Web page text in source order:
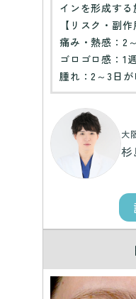
インを形成する
【リスク・副作
痛み・熱感：2
ゴロゴロ感：1
腫れ：2～3日
大
杉